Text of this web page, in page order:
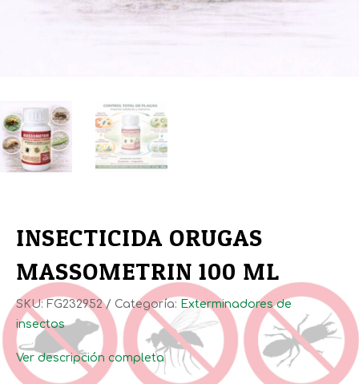
INSECTICIDA ORUGAS
MASSOMETRIN 100 ML
SKU: FG232952 Categoría: Exterminadores de
insectos
Ver descripción completa